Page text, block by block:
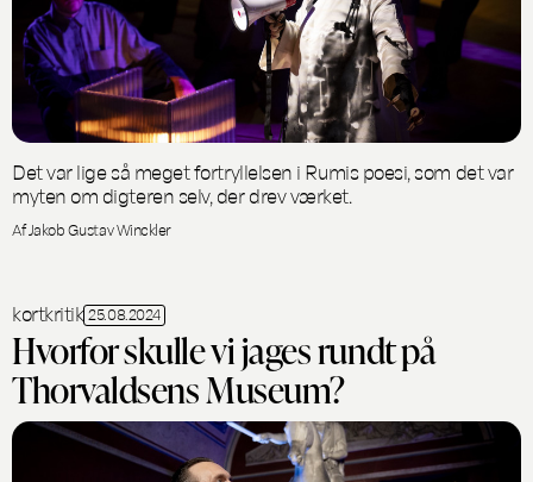
Det var lige så meget fortryllelsen i Rumis poesi, som det var
myten om digteren selv, der drev værket.
Af Jakob Gustav Winckler
kortkritik 25.08.2024
Hvorfor skulle vi jages rundt på
Thorvaldsens Museum?